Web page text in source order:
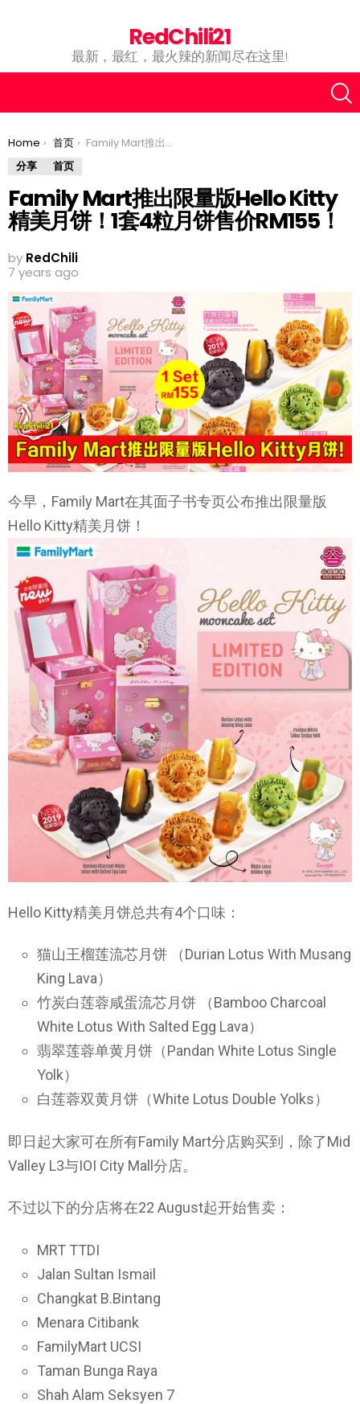
RedChili21
最新，最红，最火辣的新闻尽在这里!
You are here:
Home 首页
Family Mart推出限量版Hello Kitty精美月饼！1套4粒月饼售价RM155！
分享
首页
Family Mart推出限量版Hello Kitty
精美月饼！1套4粒月饼售价RM155！
by RedChili
7 years ago
今早，Family Mart在其面子书专页公布推出限量版
Hello Kitty精美月饼！
Hello Kitty精美月饼总共有4个口味：
猫山王榴莲流芯月饼 （Durian Lotus With Musang
King Lava）
竹炭白莲蓉咸蛋流芯月饼 （Bamboo Charcoal
White Lotus With Salted Egg Lava）
翡翠莲蓉单黄月饼（Pandan White Lotus Single
Yolk）
白莲蓉双黄月饼（White Lotus Double Yolks）
即日起大家可在所有Family Mart分店购买到，除了Mid
Valley L3与IOI City Mall分店。
不过以下的分店将在22 August起开始售卖：
MRT TTDI
Jalan Sultan Ismail
Changkat B.Bintang
Menara Citibank
FamilyMart UCSI
Taman Bunga Raya
Shah Alam Seksyen 7